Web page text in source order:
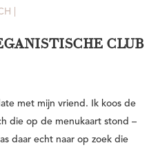
|
CLUB
met mijn vriend. Ik koos de
die op de menukaart stond –
daar echt naar op zoek die